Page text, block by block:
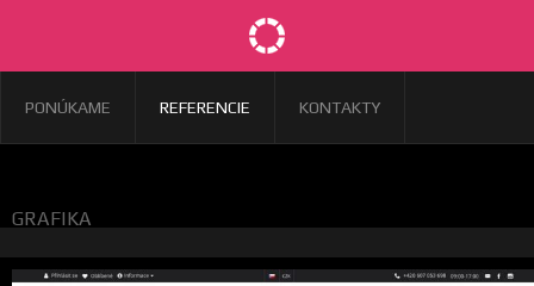
PONÚKAME REFERENCIE KONTAKTY
GRAFIKA